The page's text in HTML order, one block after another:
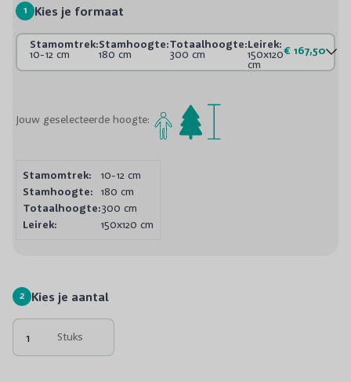
1 Kies je formaat
Stamomtrek:
10-12 cm
Stamhoogte:
180 cm
Totaalhoogte:
300 cm
Leirek:
150x120
cm
€ 167,50
Jouw geselecteerde hoogte:
Stamomtrek:
10-12 cm
Stamhoogte:
180 cm
Totaalhoogte:300 cm
Leirek:
150x120 cm
2 Kies je aantal
Stuks